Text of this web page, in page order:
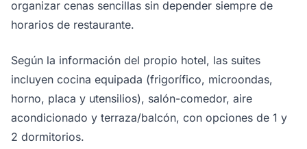
organizar cenas sencillas sin depender siempre de
horarios de restaurante.
Según la información del propio hotel, las suites
incluyen cocina equipada (frigorífico, microondas,
horno, placa y utensilios), salón-comedor, aire
acondicionado y terraza/balcón, con opciones de 1 y
2 dormitorios.